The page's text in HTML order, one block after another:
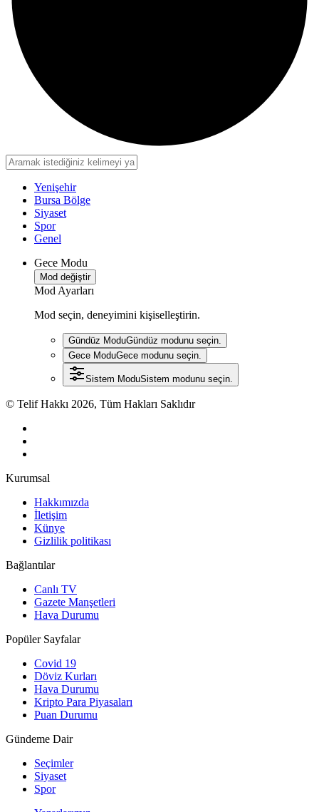
Yenişehir
Bursa Bölge
Siyaset
Spor
Genel
Gece Modu
Mod değiştir
Mod Ayarları
Mod seçin, deneyimini kişiselleştirin.
Gündüz ModuGündüz modunu seçin.
Gece ModuGece modunu seçin.
Sistem ModuSistem modunu seçin.
© Telif Hakkı 2026, Tüm Hakları Saklıdır
Kurumsal
Hakkımızda
İletişim
Künye
Gizlilik politikası
Bağlantılar
Canlı TV
Gazete Manşetleri
Hava Durumu
Popüler Sayfalar
Covid 19
Döviz Kurları
Hava Durumu
Kripto Para Piyasaları
Puan Durumu
Gündeme Dair
Seçimler
Siyaset
Spor